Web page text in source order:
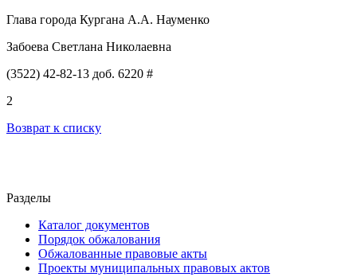
Глава города Кургана А.А. Науменко
Забоева Светлана Николаевна
(3522) 42-82-13 доб. 6220 #
2
Возврат к списку
Разделы
Каталог документов
Порядок обжалования
Обжалованные правовые акты
Проекты муниципальных правовых актов